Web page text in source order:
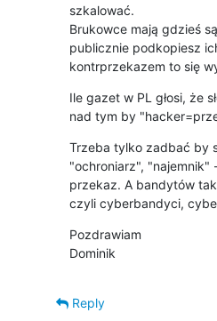
szkalować.
Brukowce mają gdzieś
publicznie podkopiesz
kontrprzekazem to się
Ile gazet w PL głosi, że
nad tym by
Trzeba tylko zadbać by
"ochroniarz", "najemnik"
przekaz. A bandytów
czyli cyberbandyci,
Pozdrawiam
Dominik
Reply